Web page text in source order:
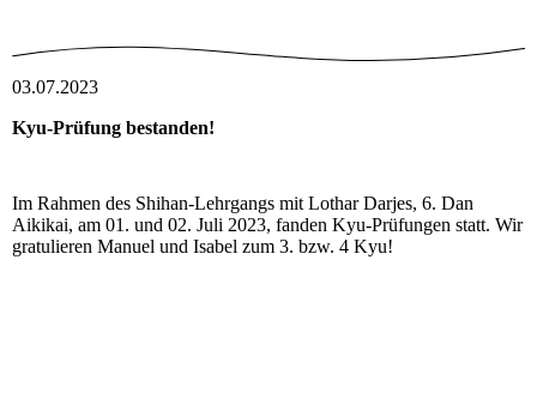
03.07.2023
Kyu-Prüfung bestanden!
Im Rahmen des Shihan-Lehrgangs mit Lothar Darjes, 6. Dan
Aikikai, am 01. und 02. Juli 2023, fanden Kyu-Prüfungen statt. Wir
gratulieren Manuel und Isabel zum 3. bzw. 4 Kyu!